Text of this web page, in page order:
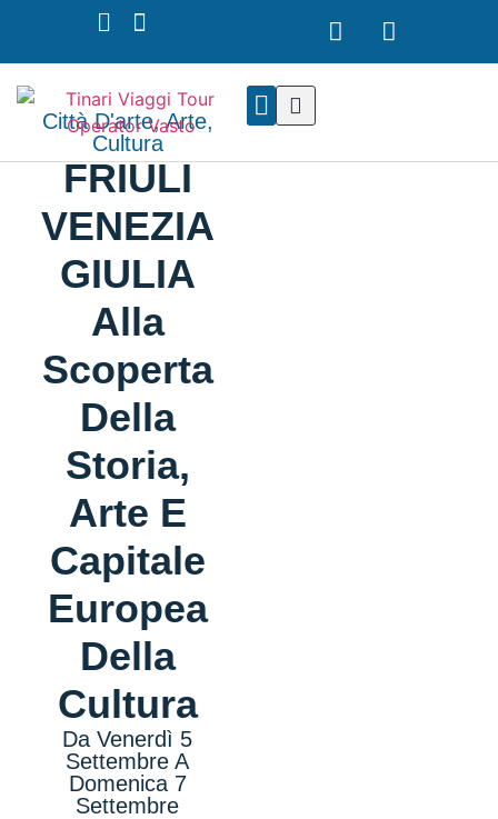
Città D'arte,Arte,
Cultura
FRIULI
VENEZIA
GIULIA
Alla
Scoperta
Della
Storia,
Arte E
Capitale
Europea
Della
Cultura
Da Venerdì 5
Settembre A
Domenica 7
Settembre